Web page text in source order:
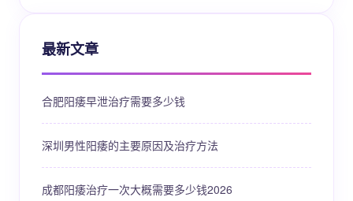
最新文章
合肥阳痿早泄治疗需要多少钱
深圳男性阳痿的主要原因及治疗方法
成都阳痿治疗一次大概需要多少钱2026